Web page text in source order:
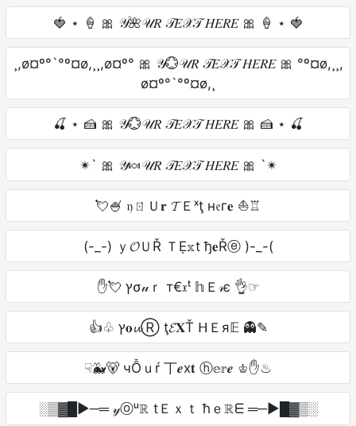
🍓 ⋆ 🍦 🎀 𝒴🌺𝒰𝑅 𝒯𝐸𝒳𝒯 𝐻𝐸𝑅𝐸 🎀 🍦 ⋆ 🍓
¸,ø¤º°`°º¤ø,¸¸,ø¤º° 🎀 𝒴💮𝒰𝑅 𝒯𝐸𝒳𝒯 𝐻𝐸𝑅𝐸 🎀 °º¤ø,¸¸,
ø¤º°`°º¤ø,¸
🍒 ⋆ 🍰 🎀 𝒴💮𝒰𝑅 𝒯𝐸𝒳𝒯 𝐻𝐸𝑅𝐸 🎀 🍰 ⋆ 🍒
✴` 🎀 𝒴🍬𝒰𝑅 𝒯𝐸𝒳𝒯 𝐻𝐸𝑅𝐸 🎀 `✴
💘🍧 𝔶ㄖＵ𝐫 𝓣Ｅˣţ н𝔢г𝐞 ⛵♖
(-_-) ｙ𝓞ＵŘ ＴẸ𝕩t ђ𝐞Řⓔ )-_-(
✋💘 ץσ𝓊ｒ т€𝔵ᵗ 𝕙Ｅ𝓇є 👌☞
👍♧ ץ𝐨𝓾Ⓡ ţ𝓔𝐗Ť ᕼＥя𝔼 👻✎
☟🐳🐻 чỖｕŕ 丅𝒆x𝐭 ⓗ𝕖𝕣𝒆 ♔✋♨
░▒▓█►─═ 𝓎ⓞᵘℝ tＥｘｔ ħｅℝᗴ ═─►█▓▒░